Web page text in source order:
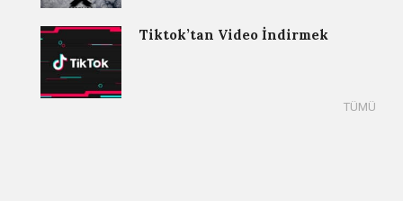
Tiktok’tan Video İndirmek